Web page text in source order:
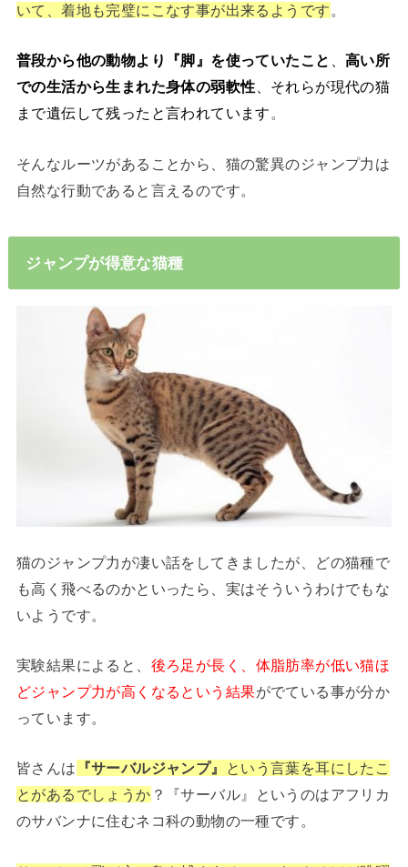
いて、着地も完璧にこなす事が出来るようです 。
普段から他の動物より『脚』を使っていたこと
高い所
での生活から生まれた身体の弱軟性 、それらが現代の猫
まで遺伝して残ったと言われています 。
そんなルーツがあることから、猫の驚異のジャンプ力は
自然な行動であると言えるのです。
ジャンプが得意な猫種
猫のジャンプ力が凄い話をしてきましたが、どの猫種で
も高く飛べるのかといったら、実はそういうわけでもな
いようです。
実験結果によると、 後ろ足が長く、体脂肪率が低い猫ほ
どジャンプ力が高くなるという結果がでている事が分か
っています。
皆さんは 『サーバルジャンプ』
という言葉を耳にしたこ
とがあるでしょうか ？『サーバル』というのはアフリカ
のサバンナに住むネコ科の動物の一種です。